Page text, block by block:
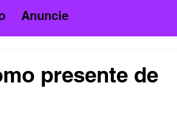
Anuncie
presente de